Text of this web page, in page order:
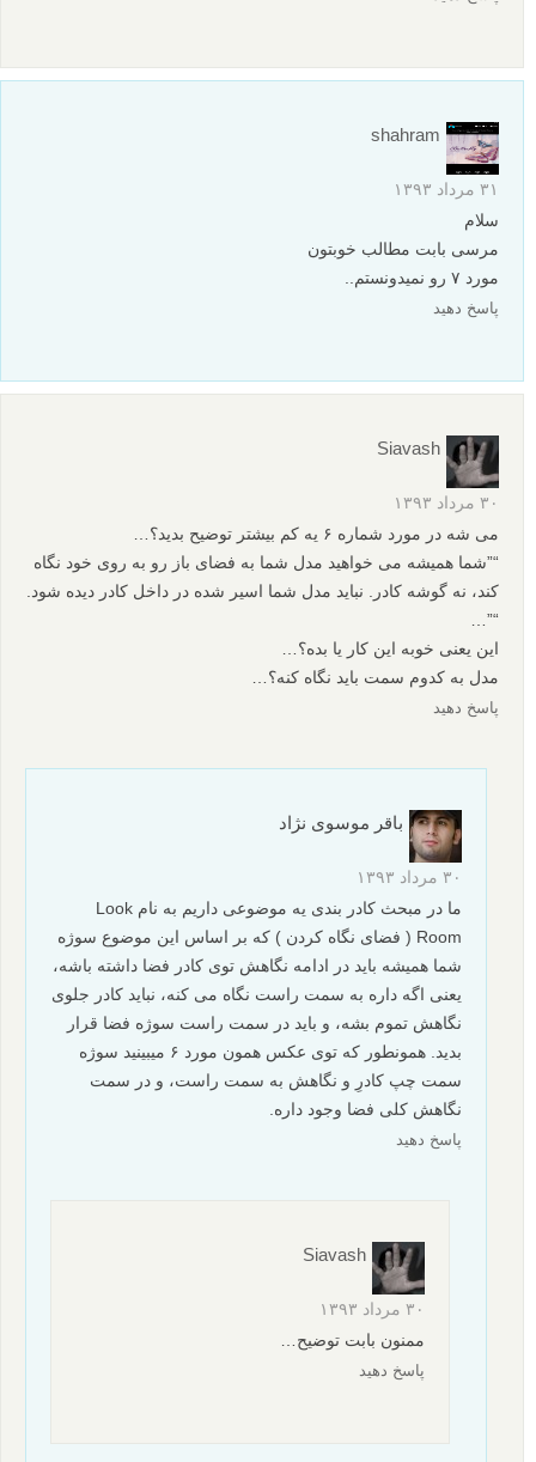
shahram
۳۱ مرداد ۱۳۹۳
سلام
مرسی بابت مطالب خوبتون
مورد ۷ رو نمیدونستم..
پاسخ دهید
Siavash
۳۰ مرداد ۱۳۹۳
می شه در مورد شماره ۶ یه کم بیشتر توضیح بدید؟…
“”شما همیشه می خواهید مدل شما به فضای باز رو به روی خود نگاه
کند، نه گوشه کادر. نباید مدل شما اسیر شده در داخل کادر دیده شود.
“”…
این یعنی خوبه این کار یا بده؟…
مدل به کدوم سمت باید نگاه کنه؟…
پاسخ دهید
باقر موسوی نژاد
۳۰ مرداد ۱۳۹۳
ما در مبحث کادر بندی یه موضوعی داریم به نام Look
Room ( فضای نگاه کردن ) که بر اساس این موضوع سوژه
شما همیشه باید در ادامه نگاهش توی کادر فضا داشته باشه،
یعنی اگه داره به سمت راست نگاه می کنه، نباید کادر جلوی
نگاهش تموم بشه، و باید در سمت راست سوژه فضا قرار
بدید. همونطور که توی عکس همون مورد ۶ میبینید سوژه
سمت چپ کادرِ و نگاهش به سمت راست، و در سمت
نگاهش کلی فضا وجود داره.
پاسخ دهید
Siavash
۳۰ مرداد ۱۳۹۳
ممنون بابت توضیح…
پاسخ دهید